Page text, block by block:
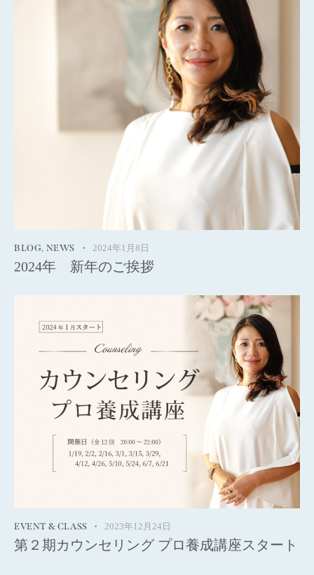
BLOG, NEWS 2024年1月8日
2024年 新年のご挨拶
EVENT & CLASS 2023年12月24日
第２期カウンセリング プロ養成講座スタート